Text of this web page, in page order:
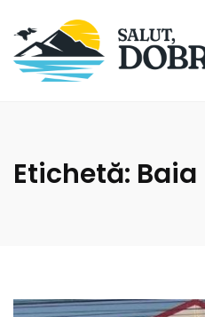
Etichetă: Baia